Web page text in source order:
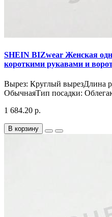
SHEIN BIZwear Женская
короткими рукавами и
Вырез: Круглый вырезДлина
ОбычнаяТип посадки:
1 684.20 р.
В корзину